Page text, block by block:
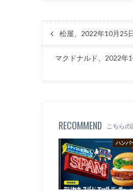
松屋、2022年10月25
マクドナルド、2022年
RECOMMEND こちらの
ハンバ